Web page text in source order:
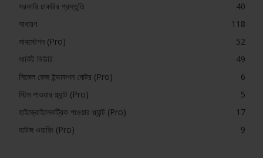
সরকারি চাকরির প্রস্তুতি
40
সাধারণ
118
সাবস্টেশন (Pro)
52
সার্কিট থিউরি
49
সিঙ্গেল ফেজ ইন্ডাকশন মোটর (Pro)
6
স্টিম পাওয়ার প্ল্যান্ট (Pro)
5
হাইড্রোইলেকট্রিক পাওয়ার প্ল্যান্ট (Pro)
17
হাউজ ওয়ারিং (Pro)
9